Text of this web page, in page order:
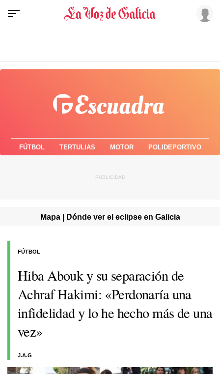
FÚTBOL TERTULIAS MOTOR POLIDEPORTIVO
Mapa | Dónde ver el eclipse en Galicia
Hiba Abouk y su separación de
Achraf Hakimi: «Perdonaría una
infidelidad y lo he hecho más de una
vez»
J.A.G
FÚTBOL